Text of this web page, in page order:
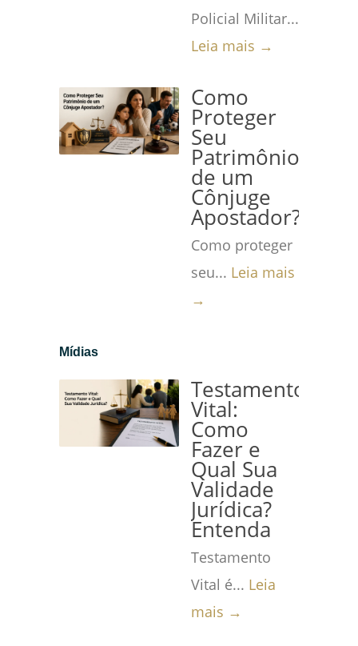
Policial Militar...
Leia mais →
Como
Proteger
Seu
Patrimônio
de um
Cônjuge
Apostador?
Como proteger
seu... Leia mais
→
Mídias
Testamento
Vital:
Como
Fazer e
Qual Sua
Validade
Jurídica?
Entenda
Testamento
Vital é... Leia
mais →